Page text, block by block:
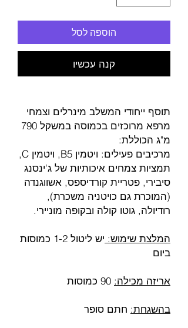
הוספה לסל
קנה עכשיו
תוסף ייחודי המשלב מינרלים וצמחי
מרפא מרוכזים בכמוסה במשקל 790
מ"ג הכוללת:
מרכיבים פעילים: ויטמין B5, ויטמין C,
תמציות צמחים איכותיות של ג'ינסנג
סיבירי, פטריית קורדיספס, אשווגנדה
(המוכרת גם כויטניה משכרת),
רודיולה, גוטו קולה ובקופה מוניירי.
המלצת שימוש:
יש ליטול 1-2 כמוסות
ביום
אריזה מכילה:
בהשגחת: חתם סופר